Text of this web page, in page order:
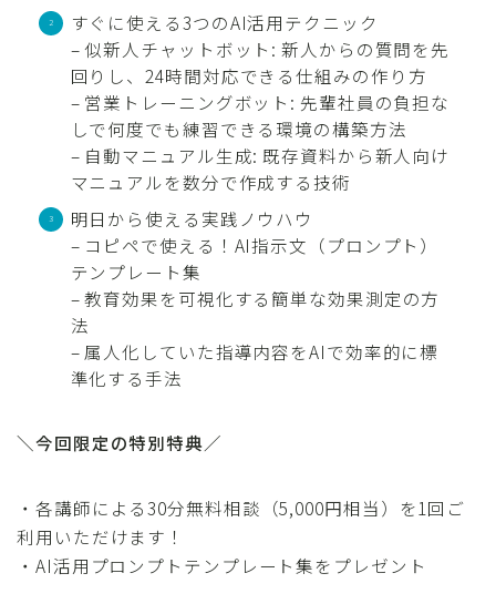
すぐに使える3つのAI活用テクニック
– 似新人チャットボット: 新人からの質問を先
回りし、24時間対応できる仕組みの作り方
– 営業トレーニングボット: 先輩社員の負担な
しで何度でも練習できる環境の構築方法
– 自動マニュアル生成: 既存資料から新人向け
マニュアルを数分で作成する技術
明日から使える実践ノウハウ
– コピペで使える！AI指示文（プロンプト）
テンプレート集
– 教育効果を可視化する簡単な効果測定の方
法
– 属人化していた指導内容をAIで効率的に標
準化する手法
＼今回限定の特別特典／
・各講師による30分無料相談（5,000円相当）を1回ご
利用いただけます！
・AI活用プロンプトテンプレート集をプレゼント